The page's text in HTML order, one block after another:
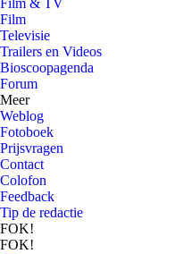
Film & TV
Film
Televisie
Trailers en Videos
Bioscoopagenda
Forum
Meer
Weblog
Fotoboek
Prijsvragen
Contact
Colofon
Feedback
Tip de redactie
FOK!
FOK!